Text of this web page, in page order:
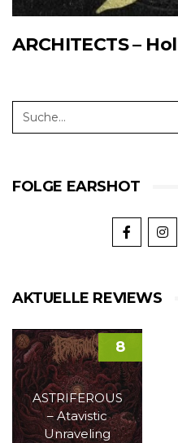
ARCHITECTS –
FOLGE EARSHOT
AKTUELLE REVIEWS
ASTRIFEROUS
– Atavistic
Unraveling
8